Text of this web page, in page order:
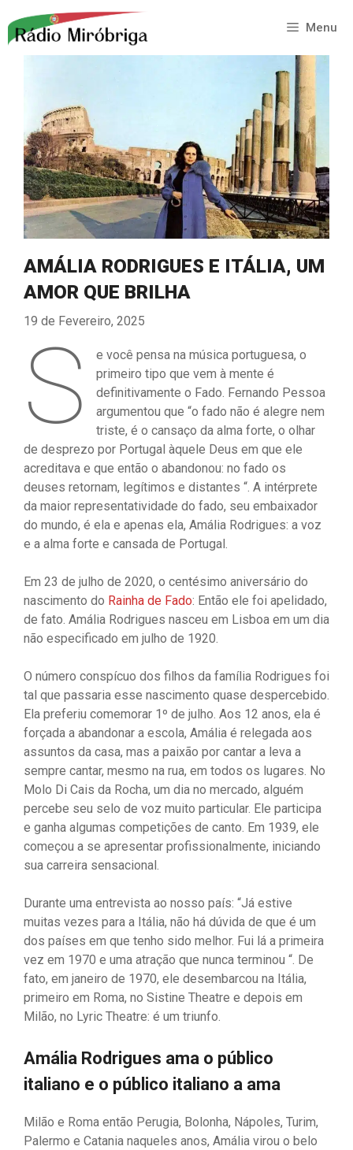
para
Menu
AMÁLIA RODRIGUES E ITÁLIA, UM
AMOR QUE BRILHA
19 de Fevereiro, 2025
S
e você pensa na música portuguesa, o
primeiro tipo que vem à mente é
definitivamente o Fado. Fernando Pessoa
argumentou que “o fado não é alegre nem
triste, é o cansaço da alma forte, o olhar
de desprezo por Portugal àquele Deus em que ele
acreditava e que então o abandonou: no fado os
deuses retornam, legítimos e distantes “. A intérprete
da maior representatividade do fado, seu embaixador
do mundo, é ela e apenas ela, Amália Rodrigues: a voz
e a alma forte e cansada de Portugal.
Em 23 de julho de 2020, o centésimo aniversário do
nascimento do Rainha de Fado: Então ele foi apelidado,
de fato. Amália Rodrigues nasceu em Lisboa em um dia
não especificado em julho de 1920.
O número conspícuo dos filhos da família Rodrigues foi
tal que passaria esse nascimento quase despercebido.
Ela preferiu comemorar 1º de julho. Aos 12 anos, ela é
forçada a abandonar a escola, Amália é relegada aos
assuntos da casa, mas a paixão por cantar a leva a
sempre cantar, mesmo na rua, em todos os lugares. No
Molo Di Cais da Rocha, um dia no mercado, alguém
percebe seu selo de voz muito particular. Ele participa
e ganha algumas competições de canto. Em 1939, ele
começou a se apresentar profissionalmente, iniciando
sua carreira sensacional.
Durante uma entrevista ao nosso país: “Já estive
muitas vezes para a Itália, não há dúvida de que é um
dos países em que tenho sido melhor. Fui lá a primeira
vez em 1970 e uma atração que nunca terminou “. De
fato, em janeiro de 1970, ele desembarcou na Itália,
primeiro em Roma, no Sistine Theatre e depois em
Milão, no Lyric Theatre: é um triunfo.
Amália Rodrigues ama o público
italiano e o público italiano a ama
Milão e Roma então Perugia, Bolonha, Nápoles, Turim,
Palermo e Catania naqueles anos, Amália virou o belo